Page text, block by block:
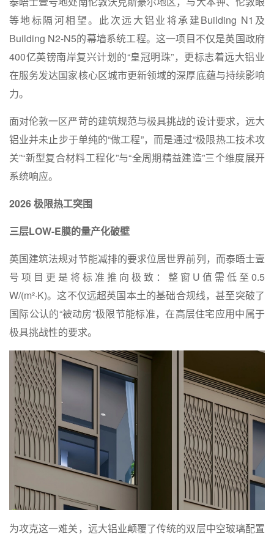
等地标隔河相望。此次远大铝业将承建Building N1及
Building N2-N5的幕墙系统工程。这一项目不仅是英国政府
400亿英镑南岸复兴计划的“皇冠明珠”，更标志着远大铝业
在服务发达国家核心区城市更新领域的深厚底蕴与持续影响
力。
面对伦敦一区严苛的建筑规范与极具挑战的设计要求，远大
铝业并未止步于单纯的“做工程”，而是通过“极限热工技术攻
关”“新型复合材料工程化”与“全周期精益建造”三个维度展开
系统响应。
2026极限热工突围
三层LOW-E膜的量产化破壁
英国建筑法规对节能减排的要求位居世界前列，而泰晤士壹
号项目更是将标准推向极致：整窗U值需低至0.5
W/(m²·K)。这不仅远超英国本土的基础合规线，甚至突破了
国际公认的“被动房”极限节能标准，在高层住宅应用中属于
极具挑战性的要求。
为攻克这一难关，远大铝业颠覆了传统的双层中空玻璃配置